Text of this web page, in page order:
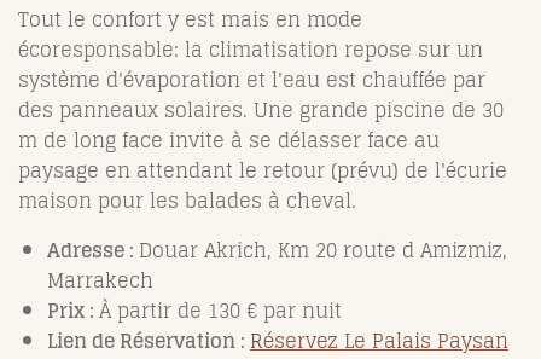
Tout le confort y est mais en mode
écoresponsable: la climatisation repose sur un
système d'évaporation et l'eau est chauffée par
des panneaux solaires. Une grande piscine de 30
m de long face invite à se délasser face au
paysage en attendant le retour (prévu) de l'écurie
maison pour les balades à cheval.
Adresse : Douar Akrich, Km 20 route d Amizmiz,
Marrakech
Prix :À partir de 130 € par nuit
Lien de Réservation :Réservez Le Palais Paysan